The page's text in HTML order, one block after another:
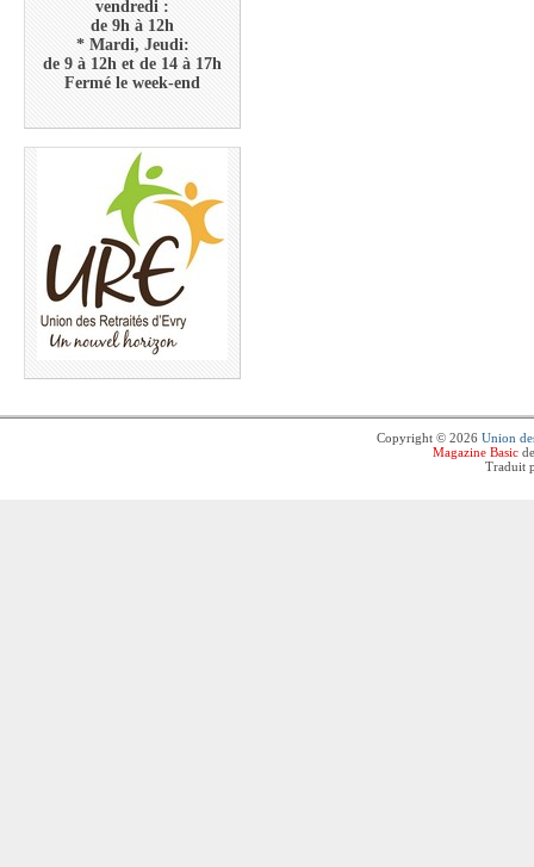
vendredi :
de 9h à 12h
* Mardi, Jeudi:
de 9 à 12h et de 14 à 17h
Fermé le week-end
Copyright © 2026 Union
Magazine Basic
Traduit